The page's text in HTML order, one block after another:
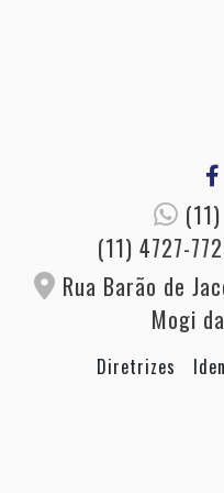
(11) 4727-
Rua Barão de
Mogi
Diretrizes